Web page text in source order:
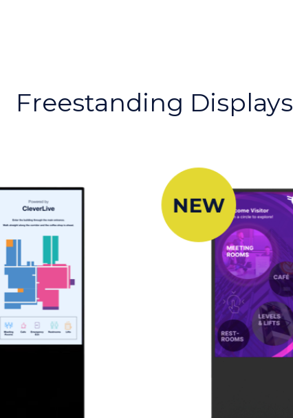
Freestanding Displays